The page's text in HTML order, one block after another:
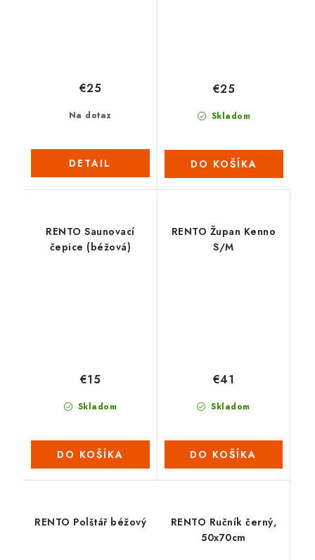
Na dotaz
€25
DETAIL
Skladom
€25
DO KOŠÍKA
RENTO Saunovací
čepice (béžová)
Skladom
€15
DO KOŠÍKA
RENTO Župan Kenno
S/M
Skladom
€41
DO KOŠÍKA
RENTO Polštář béžový
RENTO Ručník černý,
50x70cm